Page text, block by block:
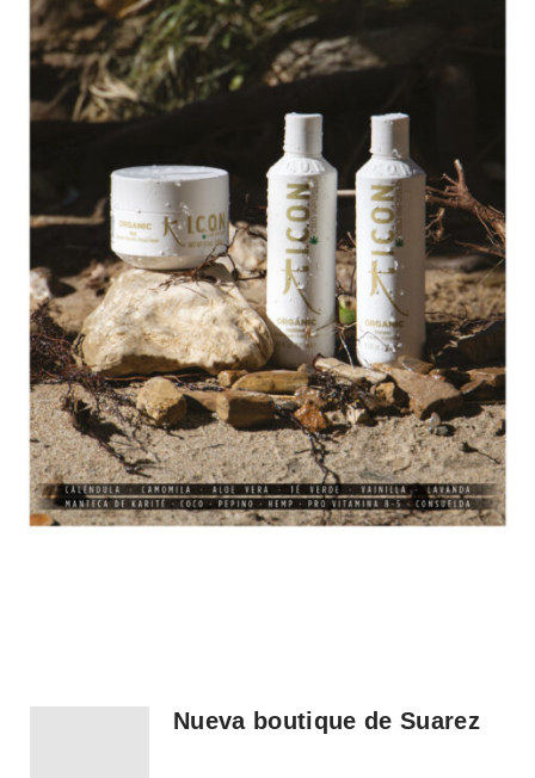
Nueva boutique de Suarez